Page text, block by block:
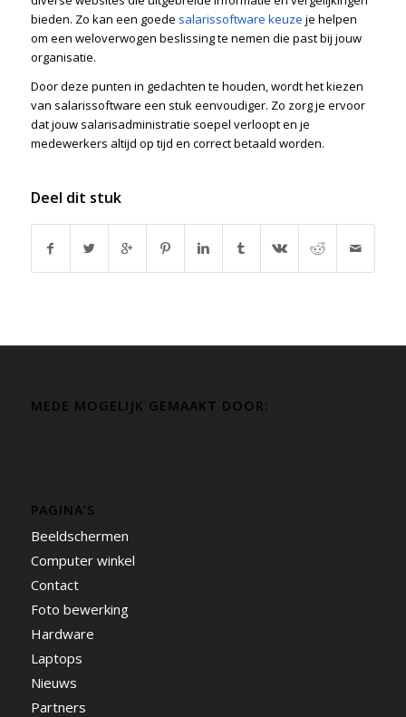
bieden. Zo kan een goede salarissoftware keuze je helpen
om een weloverwogen beslissing te nemen die past bij jouw
organisatie.
Door deze punten in gedachten te houden, wordt het kiezen
van salarissoftware een stuk eenvoudiger. Zo zorg je ervoor
dat jouw salarisadministratie soepel verloopt en je
medewerkers altijd op tijd en correct betaald worden.
Deel dit stuk
MEDE MOGELIJK GEMAAKT DOOR:
PAGINA’S
Beeldschermen
Computer winkel
Contact
Foto bewerking
Hardware
Laptops
Nieuws
Partners